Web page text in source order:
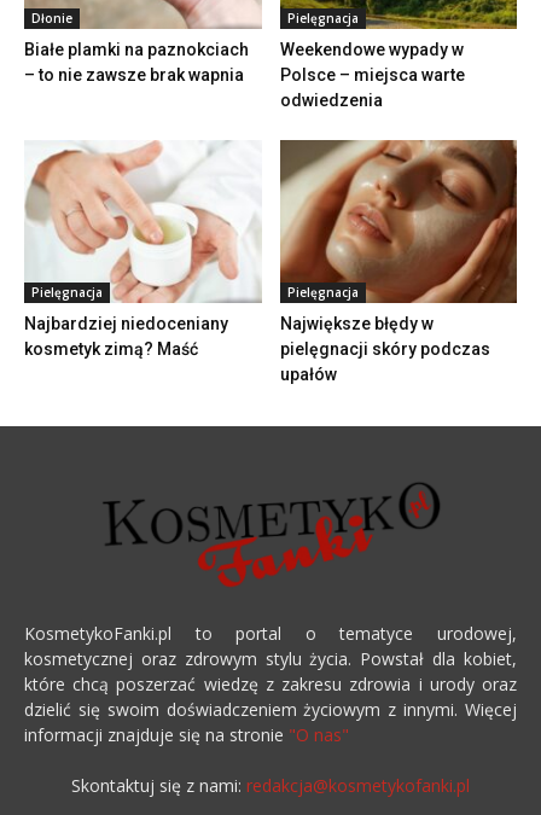
Dłonie
Białe plamki na paznokciach
– to nie zawsze brak wapnia
Pielęgnacja
Weekendowe wypady w
Polsce – miejsca warte
odwiedzenia
Pielęgnacja
Najbardziej niedoceniany
kosmetyk zimą? Maść
Pielęgnacja
Największe błędy w
pielęgnacji skóry podczas
upałów
KosmetykoFanki.pl to portal o tematyce urodowej,
kosmetycznej oraz zdrowym stylu życia. Powstał dla kobiet,
które chcą poszerzać wiedzę z zakresu zdrowia i urody oraz
dzielić się swoim doświadczeniem życiowym z innymi. Więcej
informacji znajduje się na stronie "O nas"
Skontaktuj się z nami: redakcja@kosmetykofanki.pl